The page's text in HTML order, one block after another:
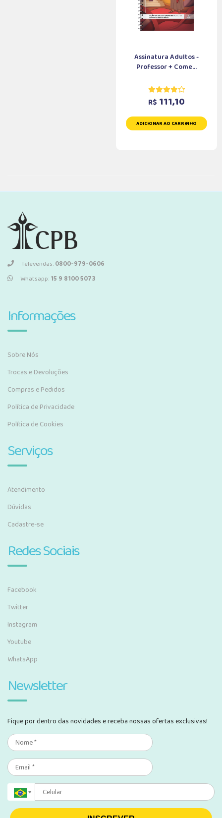
Assinatura Adultos -
Professor + Come...
R$ 111,10
ADICIONAR AO CARRINHO
Televendas:0800-979-0606
Whatsapp:15 9 8100 5073
Informações
Sobre Nós
Trocas e Devoluções
Compras e Pedidos
Política de Privacidade
Política de Cookies
Serviços
Atendimento
Dúvidas
Cadastre-se
Redes Sociais
Facebook
Twitter
Instagram
Youtube
WhatsApp
Newsletter
Fique por dentro das novidades e receba nossas ofertas exclusivas!